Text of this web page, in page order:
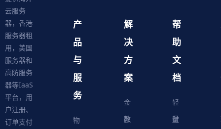
云服务
器，香港
服务器租
用，美国
服务器和
高防服务
器等IaaS
平台，用
户注册、
订单支付
产
品
与
服
务
物
解
决
方
案
金
融
教
帮
助
文
档
轻
量
财